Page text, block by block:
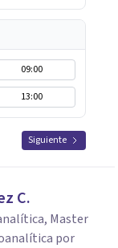
09:00
13:00
Siguiente
C.
Master
por